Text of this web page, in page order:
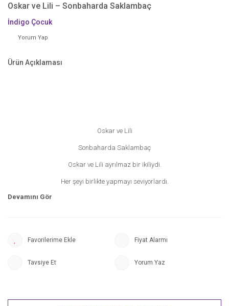
Oskar ve Lili – Sonbaharda Saklambaç
İndigo Çocuk
Yorum Yap
Ürün Açıklaması
Oskar ve Lili
Sonbaharda Saklambaç
Oskar ve Lili ayrılmaz bir ikiliydi.
Her şeyi birlikte yapmayı seviyorlardı.
Rüzgârlı bir sonbahar günü̈, gökyüzü̈ ağaçlardan dökülen yapraklarla
Acaba bu, birlikte oynayabilecekleri yeni bir arkadaş olabilir miydi?
Fiyat Alarmı
Tavsiye Et Yorum Yaz